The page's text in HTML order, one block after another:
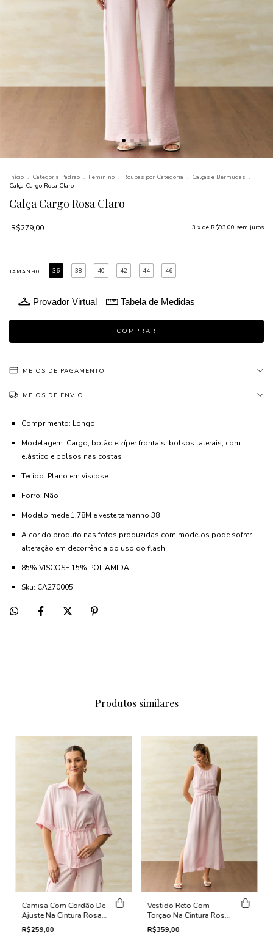
Início . Categoria Padrão . Feminino . Roupas por Categoria . Calças e Bermudas .
Calça Cargo Rosa Claro
Calça Cargo Rosa Claro
R$279,00 3 x de R$93,00 sem juros
TAMANHO 36 38 40 42 44 46
Provador Virtual Tabela de Medidas
MEIOS DE PAGAMENTO
MEIOS DE ENVIO
Comprimento: Longo
Modelagem: Cargo, botão e zíper frontais, bolsos laterais, com
elástico e bolsos nas costas
Tecido: Plano em viscose
Forro: Não
Modelo mede 1,78M e veste tamanho 38
A cor do produto nas fotos produzidas com modelos pode sofrer
alteração em decorrência do uso do flash
85% VISCOSE 15% POLIAMIDA
Sku: CA270005
Produtos similares
Camisa Com Cordão De
Ajuste Na Cintura Rosa
Claro
R$259,00
Vestido Reto Com
Torçao Na Cintura Rosa
Claro
R$359,00